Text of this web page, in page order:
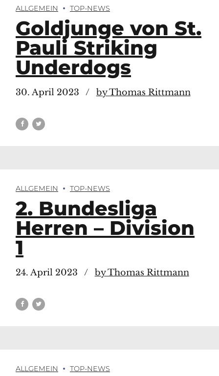
ALLGEMEIN TOP-NEWS
Goldjunge von St.
Pauli Striking
Underdogs
30. April 2023 by Thomas Rittmann
ALLGEMEIN TOP-NEWS
2. Bundesliga
Herren – Division
1
24. April 2023 by Thomas Rittmann
ALLGEMEIN TOP-NEWS